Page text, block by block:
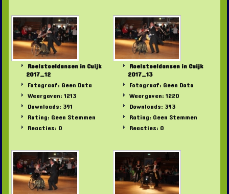
Roelstoeldansen in Cuijk
2017_12
Fotograaf: Geen Data
Weergaven: 1213
Downloads: 391
Rating: Geen Stemmen
Reacties: 0
Roelstoeldansen in Cuijk
2017_13
Fotograaf: Geen Data
Weergaven: 1220
Downloads: 393
Rating: Geen Stemmen
Reacties: 0